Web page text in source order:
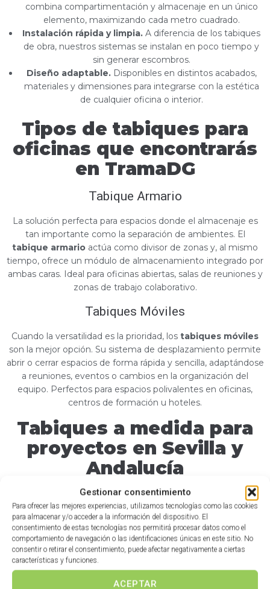
Gestionar consentimiento
Para ofrecer las mejores experiencias, utilizamos tecnologías como las cookies
para almacenar y/o acceder a la información del dispositivo. El
consentimiento de estas tecnologías nos permitirá procesar datos como el
comportamiento de navegación o las identificaciones únicas en este sitio. No
consentir o retirar el consentimiento, puede afectar negativamente a ciertas
características y funciones.
ACEPTAR
combina compartimentación y almacenaje en un único
elemento, maximizando cada metro cuadrado.
Instalación rápida y limpia. A diferencia de los tabiques
de obra, nuestros sistemas se instalan en poco tiempo y
sin generar escombros.
Diseño adaptable.Disponibles en distintos acabados,
materiales y dimensiones para integrarse con la estética
de cualquier oficina o interior.
Tipos de tabiques para
oficinas que encontrarás
en TramaDG
Tabique Armario
La solución perfecta para espacios donde el almacenaje es
tan importante como la separación de ambientes. El
tabique armario actúa como divisor de zonas y, al mismo
tiempo, ofrece un módulo de almacenamiento integrado por
ambas caras. Ideal para oficinas abiertas, salas de reuniones y
zonas de trabajo colaborativo.
Tabiques Móviles
Cuando la versatilidad es la prioridad, los tabiques móviles
son la mejor opción. Su sistema de desplazamiento permite
abrir o cerrar espacios de forma rápida y sencilla, adaptándose
a reuniones, eventos o cambios en la organización del
equipo. Perfectos para espacios polivalentes en oficinas,
centros de formación u hoteles.
Tabiques a medida para
proyectos en Sevilla y
Andalucía
Desde nuestra sede enGines, Sevilla, atendemos proyectos
en toda Andalucía: Sevilla, Cádiz, Huelva, Córdoba y
alrededores. Tanto si necesitas equipar una pyme como
reformar una gran oficina corporativa, estudiamos tu
proyecto y te proponemos la solución más eficiente.
Trabajamos con arquitectos, interioristas, promotoras y
empresas directamente, ofreciendo precios competitivos y